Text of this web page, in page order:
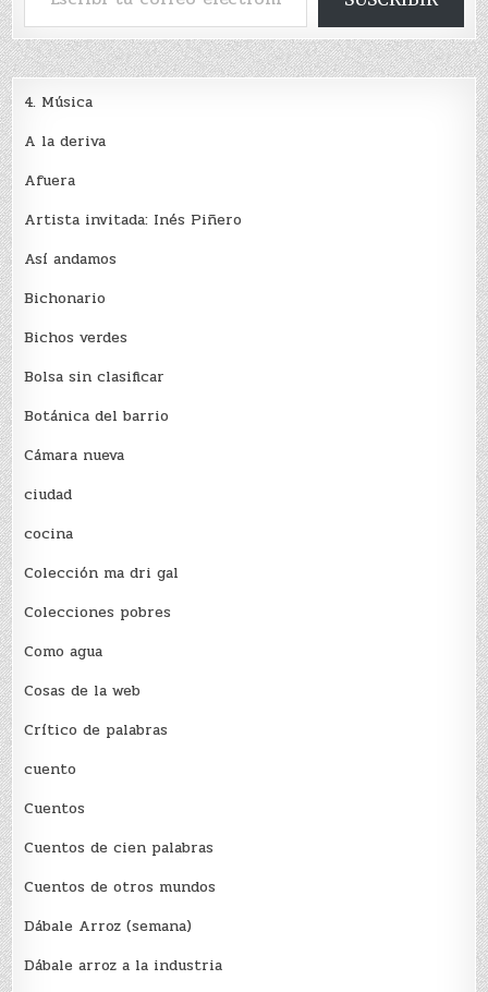
4. Música
A la deriva
Afuera
Artista invitada: Inés Piñero
Así andamos
Bichonario
Bichos verdes
Bolsa sin clasificar
Botánica del barrio
Cámara nueva
ciudad
cocina
Colección ma dri gal
Colecciones pobres
Como agua
Cosas de la web
Crítico de palabras
cuento
Cuentos
Cuentos de cien palabras
Cuentos de otros mundos
Dábale Arroz (semana)
Dábale arroz a la industria